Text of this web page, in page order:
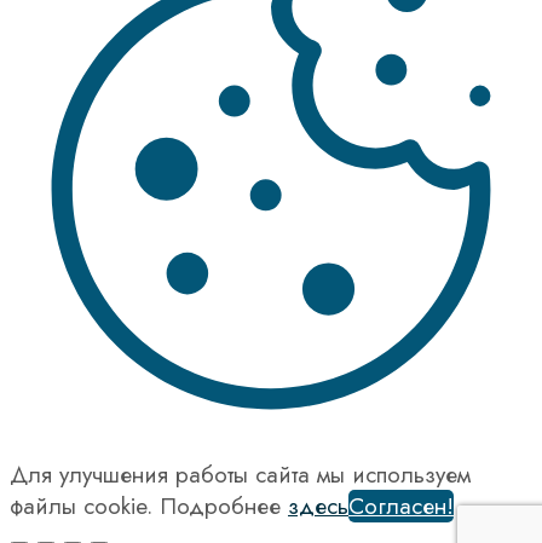
Для улучшения работы сайта мы используем
файлы cookie. Подробнее здесьСогласен!